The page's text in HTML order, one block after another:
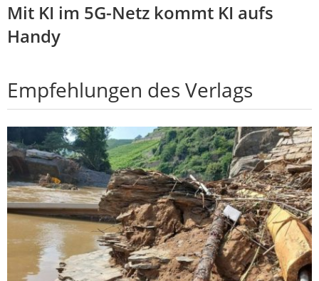
Mit KI im 5G-Netz kommt KI aufs
Handy
Empfehlungen des Verlags